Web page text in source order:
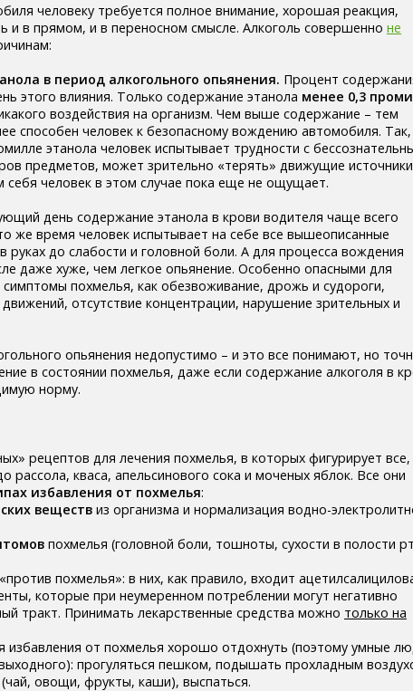
человеку требуется полное внимание, хорошая реакция,
и в прямом, и в переносном смысле. Алкоголь совершенно не
в период алкогольного опьянения. Процент
этого влияния. Только содержание этанола менее 0,3
воздействия на организм. Чем выше содержание – тем
способен человек к безопасному вождению автомобиля.
этанола человек испытывает трудности с
предметов, может зрительно «терять» движущие источники
себя человек в этом случае пока еще не ощущает.
день содержание этанола в крови водителя чаще всего
же время человек испытывает на себе все вышеописанные
руках до слабости и головной боли. А для процесса вождения
даже хуже, чем легкое опьянение. Особенно опасными для
похмелья, как обезвоживание, дрожь и судороги,
отсутствие концентрации, нарушение зрительных и
опьянения недопустимо – и это все понимают, но
в состоянии похмелья, даже если содержание алкоголя в
норму.
рецептов для лечения похмелья, в которых фигурирует все,
рассола, кваса, апельсинового сока и моченых яблок. Все они
избавления от похмелья:
веществ из организма и нормализация водно-
похмелья (головной боли, тошноты, сухости в полости
похмелья»: в них, как правило, входит
которые при неумеренном потреблении могут негативно
тракт. Принимать лекарственные средства можно только на
избавления от похмелья хорошо отдохнуть (поэтому умные
прогуляться пешком, подышать прохладным
(чай, овощи, фрукты, каши), выспаться.